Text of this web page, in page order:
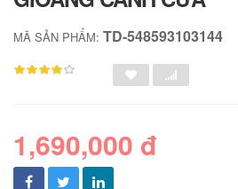
MÃ SẢN PHẨM: TD-548593103144
1,690,000 đ